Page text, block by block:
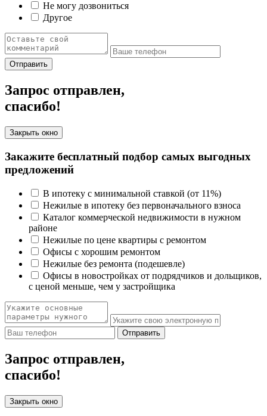
Не могу дозвониться
Другое
Отправить
Запрос отправлен,
спасибо!
Закрыть окно
Закажите бесплатный подбор самых выгодных
предложений
В ипотеку с минимальной ставкой (от 11%)
Нежилые в ипотеку без первоначального взноса
Каталог коммерческой недвижимости в нужном
районе
Нежилые по цене квартиры с ремонтом
Офисы с хорошим ремонтом
Нежилые без ремонта (подешевле)
Офисы в новостройках от подрядчиков и дольщиков,
с ценой меньше, чем у застройщика
Отправить
Запрос отправлен,
спасибо!
Закрыть окно